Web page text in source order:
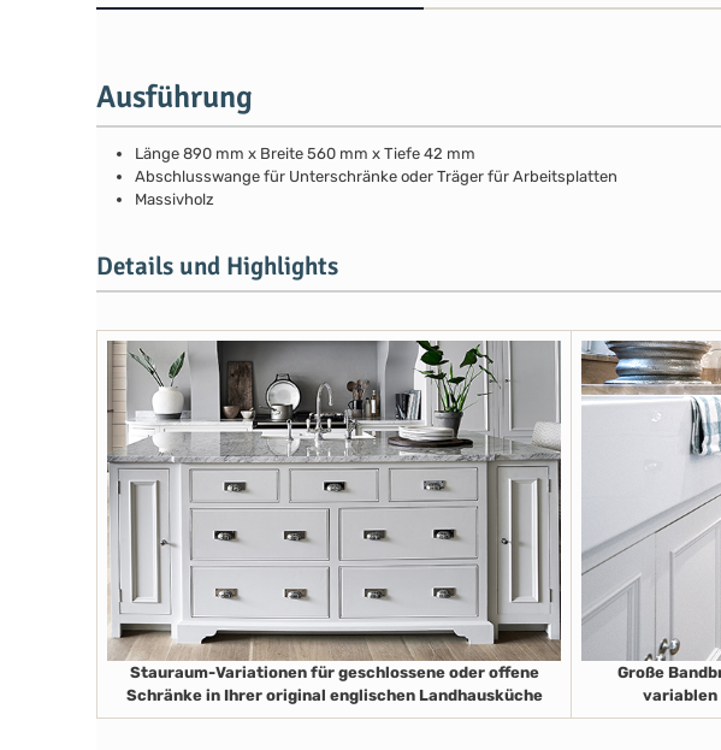
Ausführung
Länge 890 mm x Breite 560 mm x Tiefe 42 mm
Abschlusswange für Unterschränke oder Träger für Arbeitsplatten
Massivholz
Details und Highlights
Stauraum-Variationen für geschlossene oder offene
Schränke in Ihrer original englischen Landhausküche
Große
variablen